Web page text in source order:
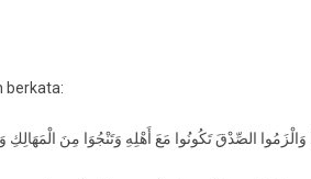
berkata: